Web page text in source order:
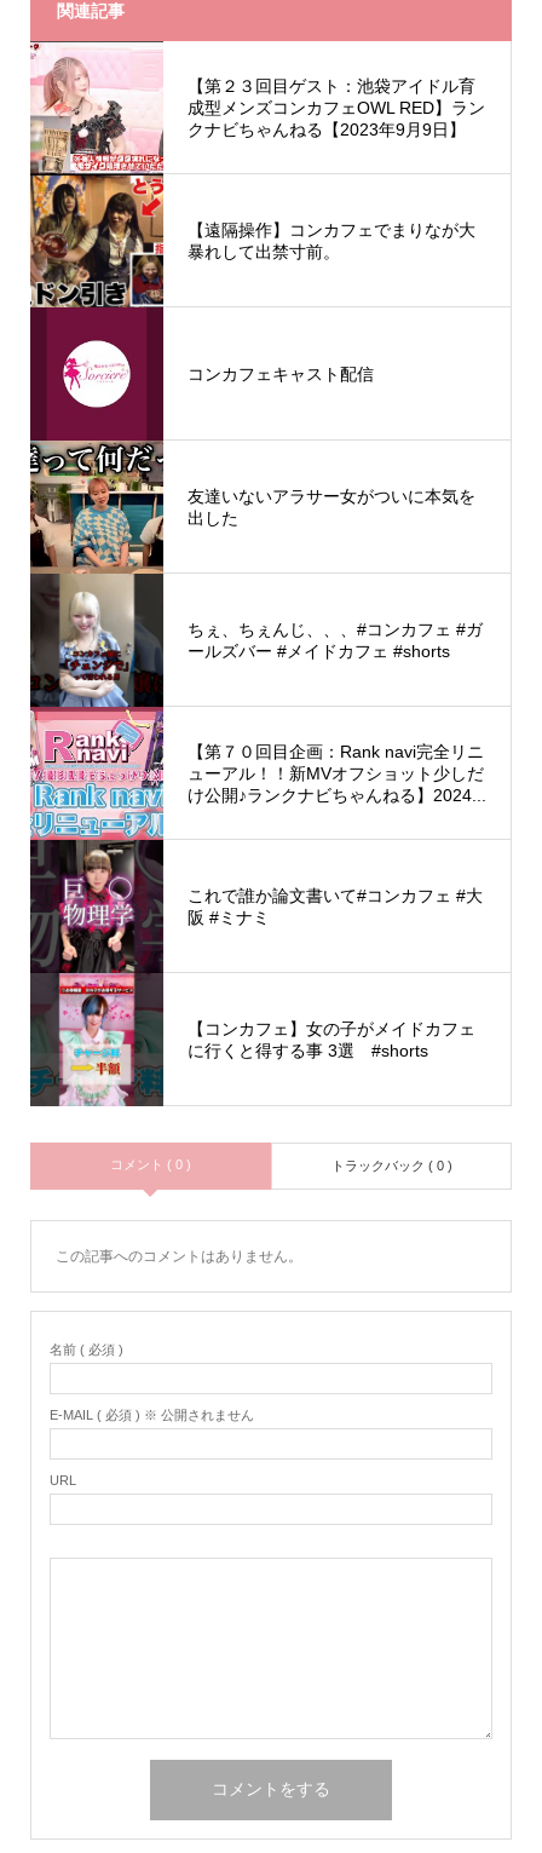
関連記事
【第２３回目ゲスト：池袋アイドル育
成型メンズコンカフェOWL RED】ラン
クナビちゃんねる【2023年9月9日】
【遠隔操作】コンカフェでまりなが大
暴れして出禁寸前。
コンカフェキャスト配信
友達いないアラサー女がついに本気を
出した
ちぇ、ちぇんじ、、、#コンカフェ #ガ
ールズバー #メイドカフェ #shorts
【第７０回目企画：Rank navi完全リニ
ューアル！！新MVオフショット少しだ
け公開♪ランクナビちゃんねる】2024...
これで誰か論文書いて#コンカフェ #大
阪 #ミナミ
【コンカフェ】女の子がメイドカフェ
に行くと得する事 3選 #shorts
コメント ( 0 ) トラックバック ( 0 )
この記事へのコメントはありません。
名前 ( 必須 )
E-MAIL ( 必須 ) ※ 公開されません
URL